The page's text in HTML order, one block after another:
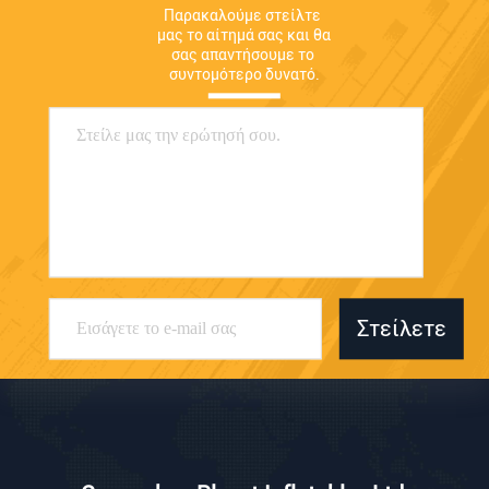
Παρακαλούμε στείλτε
μας το αίτημά σας και θα
σας απαντήσουμε το
συντομότερο δυνατό.
Στείλετε